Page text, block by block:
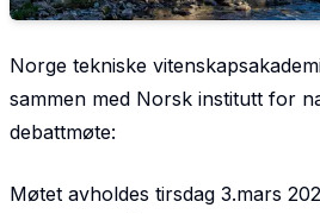
Norge tekniske
sammen med Norsk institutt for
debattmøte:
Møtet avholdes tirsdag 3.mars